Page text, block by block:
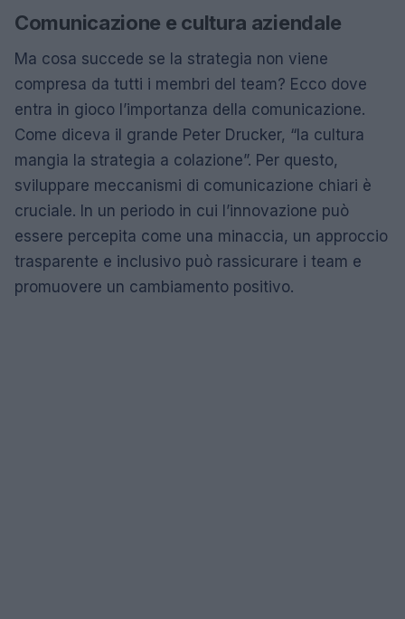
Comunicazione e cultura aziendale
Ma cosa succede se la strategia non viene
compresa da tutti i membri del team? Ecco dove
entra in gioco l’importanza della comunicazione.
Come diceva il grande Peter Drucker, “la cultura
mangia la strategia a colazione”. Per questo,
sviluppare meccanismi di comunicazione chiari è
cruciale. In un periodo in cui l’innovazione può
essere percepita come una minaccia, un approccio
trasparente e inclusivo può rassicurare i team e
promuovere un cambiamento positivo.